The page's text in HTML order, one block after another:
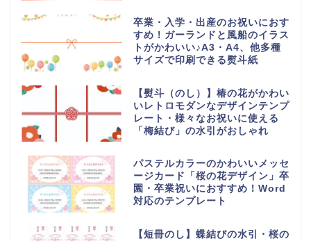
卒業・入学・出産のお祝いにおす
すめ！ガーランドと風船のイラス
トがかわいい♪A3・A4、他多種
サイズで印刷できる熨斗紙
【熨斗（のし）】椿の花がかわい
いレトロモダンなデザインテンプ
レート・様々なお祝いに使える
「梅結び」の水引がおしゃれ
パステルカラーのかわいいメッセ
ージカード「桜の花デザイン」卒
園・卒業祝いにおすすめ！Word
対応のテンプレート
【短冊のし】蝶結びの水引・桜の